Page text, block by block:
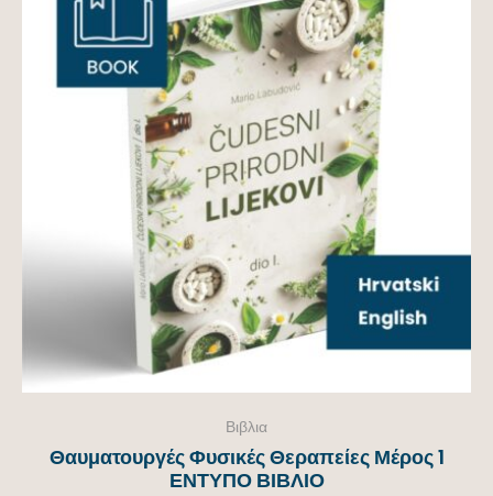
Βιβλια
Θαυματουργές Φυσικές Θεραπείες Μέρος 1
ΕΝΤΥΠΟ ΒΙΒΛΙΟ